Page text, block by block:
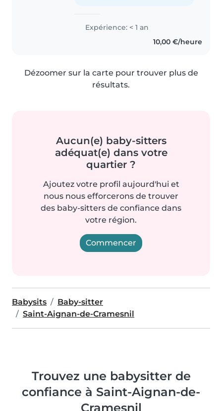
Expérience: < 1 an
10,00 €/heure
Dézoomer sur la carte pour trouver plus de
résultats.
Aucun(e) baby-sitters
adéquat(e) dans votre
quartier ?
Ajoutez votre profil aujourd'hui et
nous nous efforcerons de trouver
des baby-sitters de confiance dans
votre région.
Commencer
Babysits
Baby-sitter
Saint-Aignan-de-Cramesnil
Trouvez une babysitter de
confiance à Saint-Aignan-de-
Cramesnil